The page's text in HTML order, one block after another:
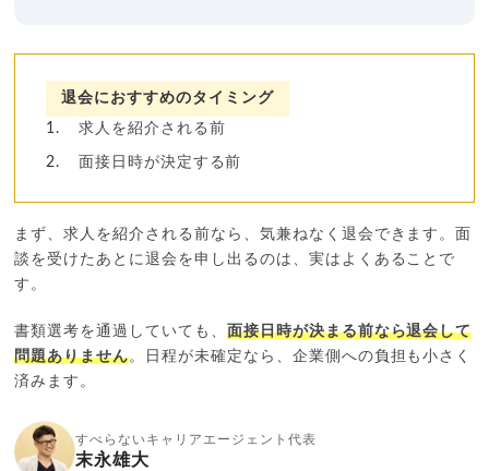
退会におすすめのタイミング
求人を紹介される前
面接日時が決定する前
まず、求人を紹介される前なら、気兼ねなく退会できます。面
談を受けたあとに退会を申し出るのは、実はよくあることで
す。
書類選考を通過していても、 面接日時が決まる前なら退会して
問題ありません。日程が未確定なら、企業側への負担も小さく
済みます。
すべらないキャリアエージェント代表
末永雄大